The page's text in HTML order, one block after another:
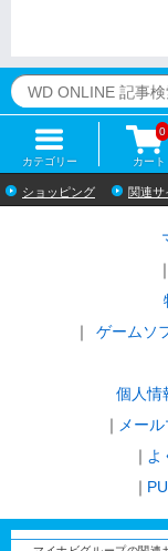
カテゴリー カート
0
ショッピング 関連サ
ゲームソ
個人情
メー
よ